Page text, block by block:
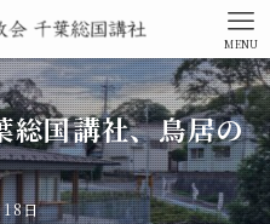
MENU
総国講社、鳥居の
日